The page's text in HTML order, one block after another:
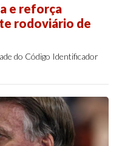
e reforça
rodoviário de
do Código Identificador